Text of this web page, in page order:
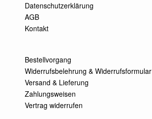
Datenschutzerklärung
AGB
Kontakt
Bestellvorgang
Widerrufsbelehrung & Widerrufsformular
Versand & Lieferung
Zahlungsweisen
Vertrag widerrufen